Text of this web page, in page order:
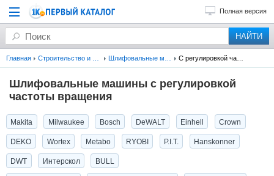
Полная версия
Главная
Шлифовальные машины с регулировкой
частоты вращения
Makita Milwaukee Bosch DeWALT Einhell Crown
DEKO Wortex Metabo RYOBI P.I.T. Hanskonner
DWT Интерскол BULL